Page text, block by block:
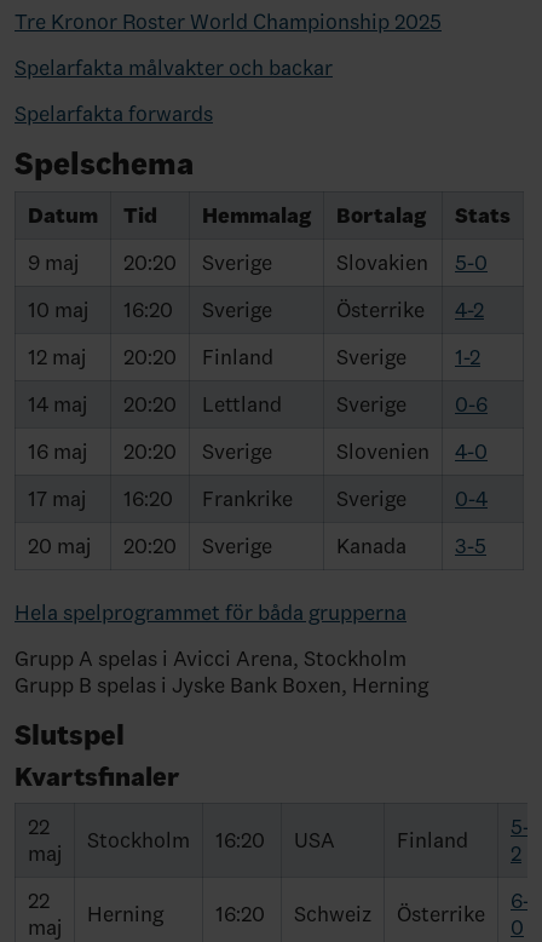
Tre Kronor Roster World Championship 2025
Spelarfakta målvakter och backar
Spelarfakta forwards
Spelschema
Datum Tid Hemmalag Bortalag
Stats
9 maj
20:20 Sverige Slovakien
5-0
10 maj
16:20 Sverige Österrike
4-2
12 maj
20:20 Finland Sverige
1-2
14 maj
20:20 Lettland Sverige
0-6
16 maj
20:20 Sverige Slovenien
4-0
17 maj
16:20 Frankrike Sverige
0-4
20 maj
20:20 Sverige Kanada 3-5
Hela spelprogrammet för båda grupperna
Grupp A spelas i Avicci Arena, Stockholm
Grupp B spelas i Jyske Bank Boxen, Herning
Slutspel
Kvartsfinaler
22
maj
Stockholm 16:20 USA Finland
5-
2
22
maj
Herning 16:20 Schweiz Österrike
6-
0